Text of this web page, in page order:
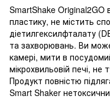
SmartShake Original2GO
пластику, не містить
діетилгексилфталату
та захворювань. Ви
камері, мити в
мікрохвильовій печі,
Продукт повністю
Smart Shaker